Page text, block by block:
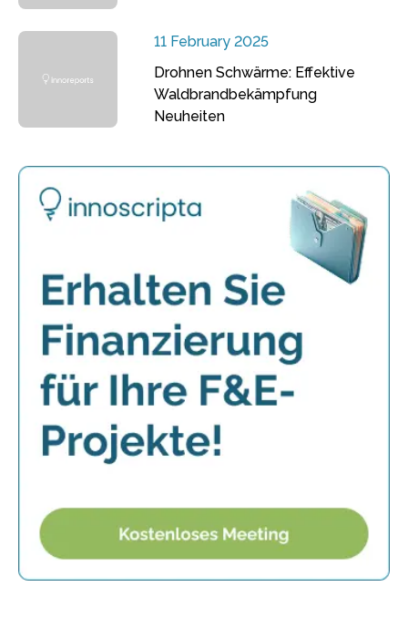
11 February 2025
Drohnen Schwärme: Effektive
Waldbrandbekämpfung
Neuheiten